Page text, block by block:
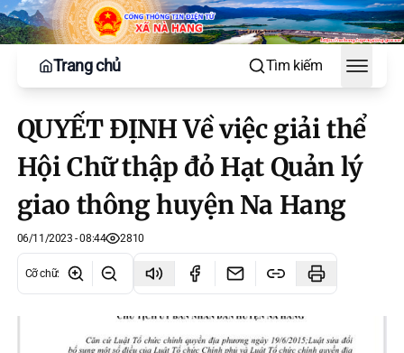
Trang chủ Tìm kiếm
Toggle
QUYẾT ĐỊNH Về việc giải thể
Hội Chữ thập đỏ Hạt Quản lý
giao thông huyện Na Hang
06/11/2023 - 08:44 2810
Cỡ chữ: